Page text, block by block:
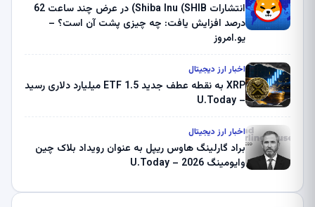
انتشارات Shiba Inu (SHIB) در عرض چند ساعت 62
درصد افزایش یافت: چه چیزی پشت آن است؟ –
یو.امروز
اخبار ارز دیجیتال
XRP به نقطه عطف جدید ETF 1.5 میلیارد دلاری رسید
– U.Today
اخبار ارز دیجیتال
براد گارلینگ هاوس ریپل به عنوان رویداد بلاک چین
وایومینگ 2026 – U.Today